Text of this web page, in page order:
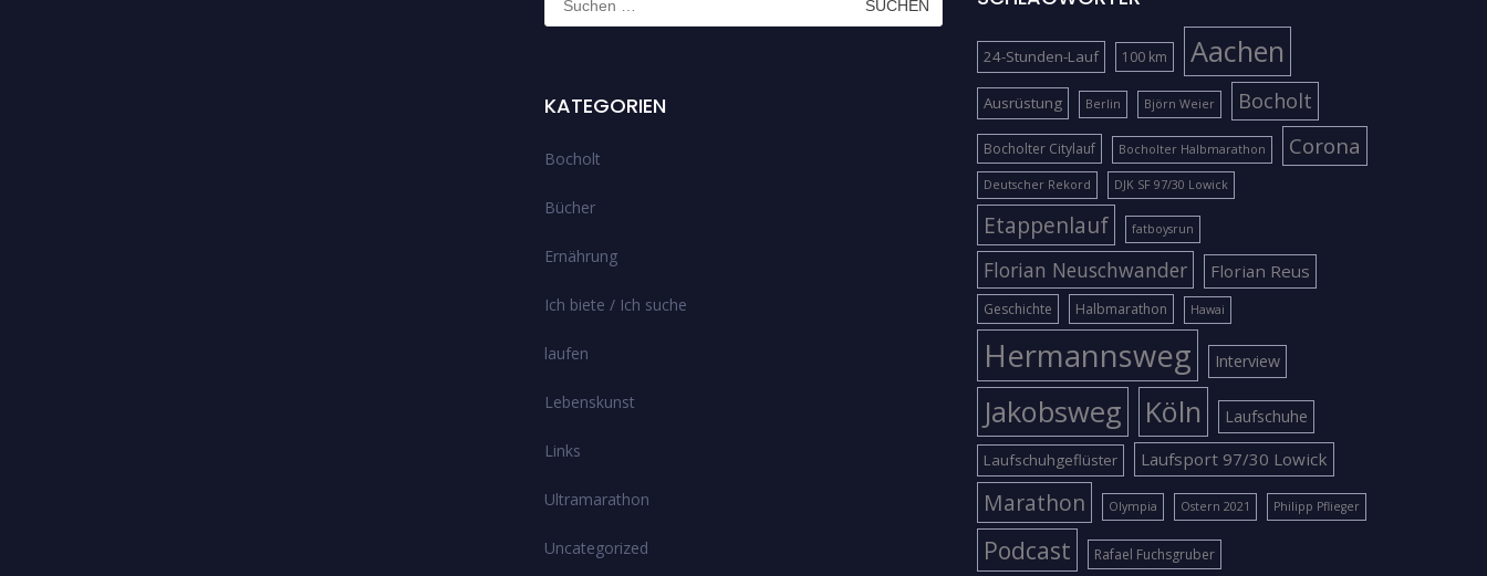
nach:
KATEGORIEN
Bocholt
Bücher
Ernährung
Ich biete / Ich suche
laufen
Lebenskunst
Links
Ultramarathon
Uncategorized
24-Stunden-Lauf 100 km Aachen
Ausrüstung Berlin Björn Weier Bocholt
Bocholter Citylauf Bocholter Halbmarathon Corona
Deutscher Rekord DJK SF 97/30 Lowick
Etappenlauf fatboysrun
Florian Neuschwander Florian Reus
Geschichte Halbmarathon Hawai
Hermannsweg Interview
Jakobsweg Köln Laufschuhe
Laufschuhgeflüster Laufsport 97/30 Lowick
Marathon Olympia Ostern 2021 Philipp Pflieger
Podcast Rafael Fuchsgruber